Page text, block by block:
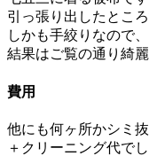
引っ張り出したとこ
しかも手絞りなので
結果はご覧の通り綺
費用
他にも何ヶ所かシミ
＋クリーニング代でし